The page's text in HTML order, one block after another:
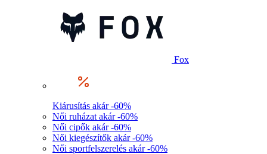
Fox
Kiárusítás akár -60%
Női ruházat akár -60%
Női cipők akár -60%
Női kiegészítők akár -60%
Női sportfelszerelés akár -60%